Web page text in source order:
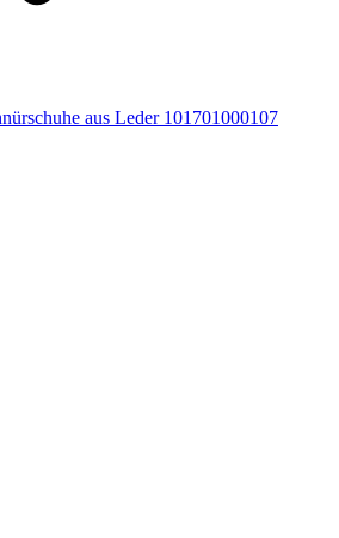
aus Leder 101701000107